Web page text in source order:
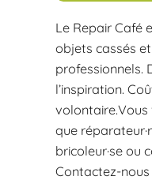
Le Repair Café
objets cassés
professionnels.
l’inspiration.
que
bricoleur·se ou
Contactez-nous